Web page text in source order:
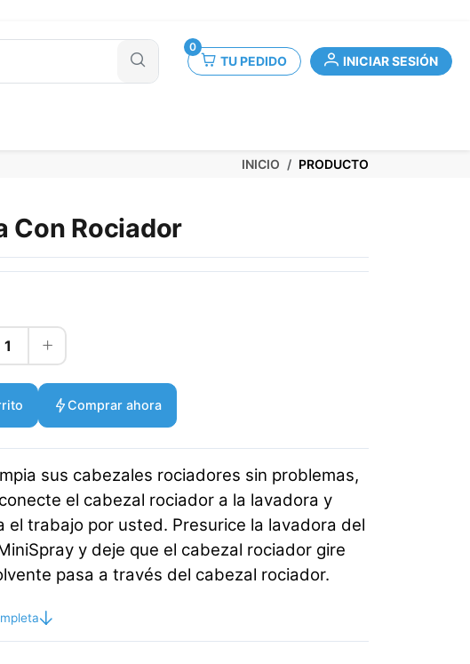
0
TU PEDIDO INICIAR SESIÓN
INICIO PRODUCTO
Con Rociador
1
Comprar ahora
sus cabezales rociadores sin problemas,
el cabezal rociador a la lavadora y
el trabajo por usted. Presurice la lavadora del
y deje que el cabezal rociador gire
pasa a través del cabezal rociador.